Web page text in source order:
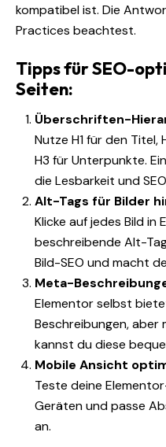
kompatibel ist. Die
Practices beachtest.
Tipps für SEO-
Seiten:
Überschriften-
Nutze H1 für den
H3 für Unterpunkte.
die Lesbarkeit und
Alt-Tags für Bilder
Klicke auf jedes Bild in
beschreibende Alt-
Bild-SEO und macht
Meta-
Elementor selbst
Beschreibungen, aber
kannst du diese
Mobile Ansicht
Teste deine
Geräten und passe
an.